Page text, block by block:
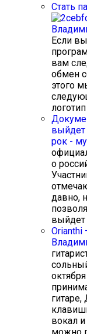
Стать
Если
вам
обмен
этого
выйдет
рок -
о
давно,
выйдет
Orianthi
гитаре,
вокал
можно